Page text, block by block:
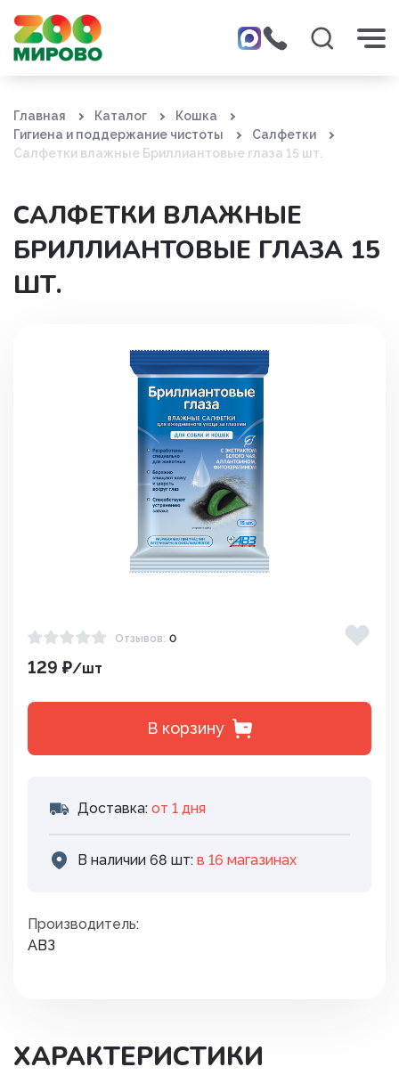
Главная Каталог
Кошка
Гигиена и поддержание чистоты
Салфетки
Салфетки влажные Бриллиантовые глаза 15 шт.
САЛФЕТКИ ВЛАЖНЫЕ
БРИЛЛИАНТОВЫЕ ГЛАЗА 15
ШТ.
Отзывов: 0
129 ₽/шт
В корзину
Доставка: от 1 дня
В наличии 68 шт: в 16 магазинах
Производитель:
АВЗ
ХАРАКТЕРИСТИКИ